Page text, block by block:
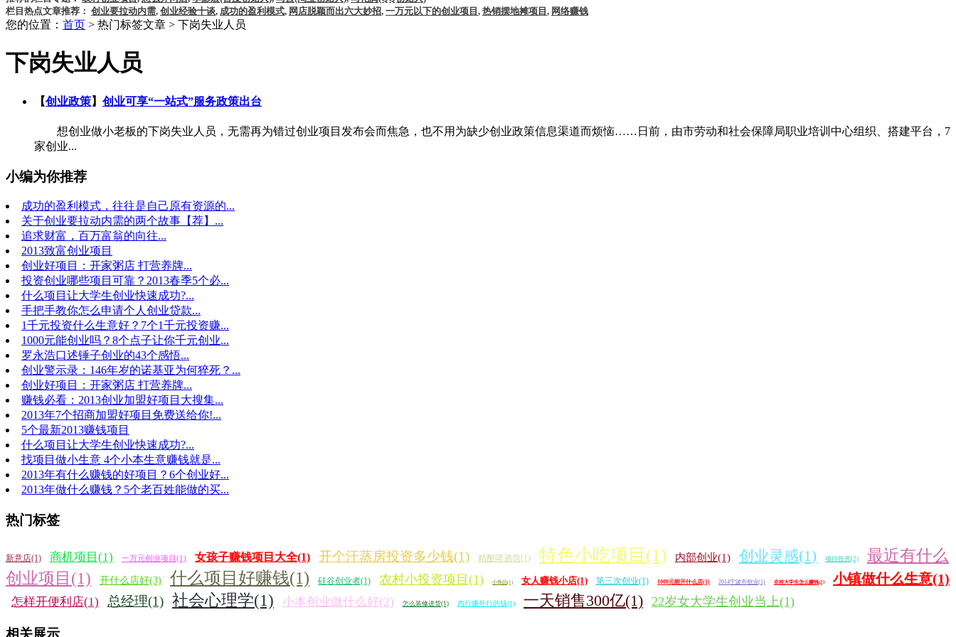
栏目热点文章推荐： 创业要拉动内需, 创业经验十谈, 成功的盈利模式, 网店脱颖而出六大妙招, 一万元以下的创业项目 , 热销摆地摊项目 , 网络赚钱
您的位置： 首页 > 热门标签文章 > 下岗失业人员
下岗失业人员
【创业政策】 创业可享“一站式”服务政策出台
想创业做小老板的下岗失业人员，无需再为错过创业项目发布会而焦急，也不用为缺少创业政策信息渠道而烦恼……日前，由市劳动和社会保障局职业培训中心组织、搭建平台，7
家创业...
小编为你推荐
成功的盈利模式，往往是自己原有资源的...
关于创业要拉动内需的两个故事【荐】...
追求财富，百万富翁的向往...
2013致富创业项目
创业好项目：开家粥店 打营养牌...
投资创业哪些项目可靠？2013春季5个必...
什么项目让大学生创业快速成功?...
手把手教你怎么申请个人创业贷款...
1千元投资什么生意好？7个1千元投资赚...
1000元能创业吗？8个点子让你千元创业...
罗永浩口述锤子创业的43个感悟...
创业警示录：146年岁的诺基亚为何猝死？...
创业好项目：开家粥店 打营养牌...
赚钱必看：2013创业加盟好项目大搜集...
2013年7个招商加盟好项目免费送给你!...
5个最新2013赚钱项目
什么项目让大学生创业快速成功?...
找项目做小生意 4个小本生意赚钱就是...
2013年有什么赚钱的好项目？6个创业好...
2013年做什么赚钱？5个老百姓能做的买...
热门标签
新意店(1) 商机项目(1) 一万元创业项目(1) 女孩子赚钱项目大全(1) 开个汗蒸房投资多少钱(1) 精酿啤酒馆(1) 特色小吃项目(1) 内部创业(1) 创业灵感(1) 项目投资(2)
最近有什么
创业项目(1)
开什么店好(3) 什么项目好赚钱(1) 硅谷创业者(1) 农村小投资项目(1) 小饰品(1) 女人赚钱小店(1) 第三次创业(1) 1000元能开什么店(1) 2014宁波市创业(1) 在校大学生怎么赚钱(2) 小镇做什么生意(1)
怎样开便利店(1) 总经理(1) 社会心理学(1) 小本创业做什么好(2) 怎么装修进货(1) 内行赚外行的钱(1) 一天销售300亿(1) 22岁女大学生创业当上(1)
相关展示